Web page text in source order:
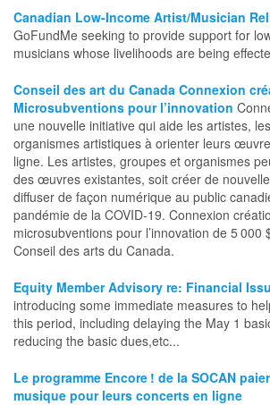
Canadian Low-Income Artist/Musician
GoFundMe seeking to provide support for
musicians whose livelihoods are being
Conseil des art du Canada Connexion
Microsubventions pour l’innovation
une nouvelle initiative qui aide les artistes,
organismes artistiques à orienter leurs
ligne. Les artistes, groupes et organismes
des œuvres existantes, soit créer de
diffuser de façon numérique au public
pandémie de la COVID-19. Connexion
microsubventions pour l’innovation de 5 000
Conseil des arts du Canada.
Equity Member Advisory re: Financial
introducing some immediate measures to
this period, including delaying the May 1
reducing the basic dues,etc...
Le programme Encore ! de la SOCAN
musique pour leurs concerts en ligne